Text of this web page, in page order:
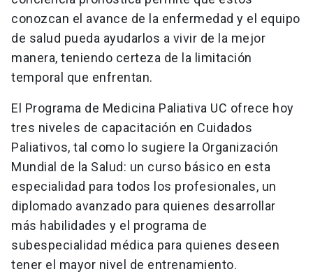
conozcan el avance de la enfermedad y el equipo
de salud pueda ayudarlos a vivir de la mejor
manera, teniendo certeza de la limitación
temporal que enfrentan.
El Programa de Medicina Paliativa UC ofrece hoy
tres niveles de capacitación en Cuidados
Paliativos, tal como lo sugiere la Organización
Mundial de la Salud: un curso básico en esta
especialidad para todos los profesionales, un
diplomado avanzado para quienes desarrollar
más habilidades y el programa de
subespecialidad médica para quienes deseen
tener el mayor nivel de entrenamiento.